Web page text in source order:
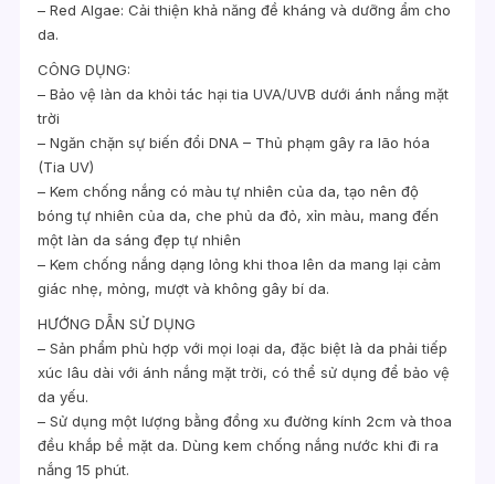
– Red Algae: Cải thiện khả năng đề kháng và dưỡng ẩm cho
da.
CÔNG DỤNG:
– Bảo vệ làn da khỏi tác hại tia UVA/UVB dưới ánh nắng mặt
trời
– Ngăn chặn sự biến đổi DNA – Thủ phạm gây ra lão hóa
(Tia UV)
– Kem chống nắng có màu tự nhiên của da, tạo nên độ
bóng tự nhiên của da, che phủ da đỏ, xỉn màu, mang đến
một làn da sáng đẹp tự nhiên
– Kem chống nắng dạng lỏng khi thoa lên da mang lại cảm
giác nhẹ, mỏng, mượt và không gây bí da.
HƯỚNG DẪN SỬ DỤNG
– Sản phẩm phù hợp với mọi loại da, đặc biệt là da phải tiếp
xúc lâu dài với ánh nắng mặt trời, có thể sử dụng để bảo vệ
da yếu.
– Sử dụng một lượng bằng đồng xu đường kính 2cm và thoa
đều khắp bề mặt da. Dùng kem chống nắng nước khi đi ra
nắng 15 phút.